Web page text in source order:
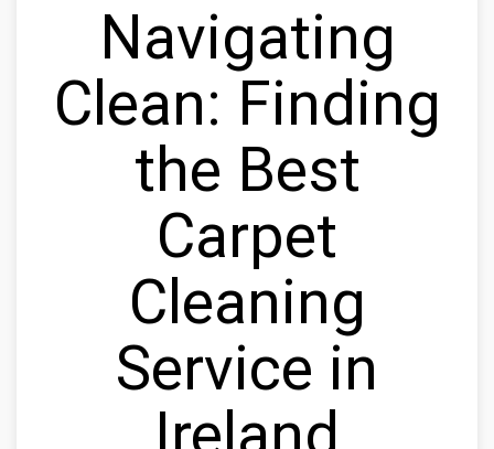
Navigating
Clean: Finding
the Best
Carpet
Cleaning
Service in
Ireland